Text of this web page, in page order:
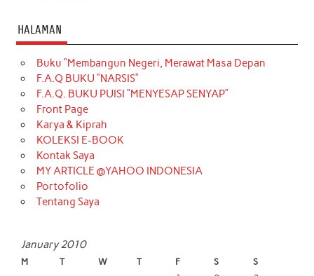
HALAMAN
Buku “Membangun Negeri, Merawat Masa Depan
F.A.Q BUKU “NARSIS”
F.A.Q. BUKU PUISI “MENYESAP SENYAP”
Front Page
Karya & Kiprah
KOLEKSI E-BOOK
Kontak Saya
MY ARTICLE @YAHOO INDONESIA
Portofolio
Tentang Saya
January 2010
M T W T F S S